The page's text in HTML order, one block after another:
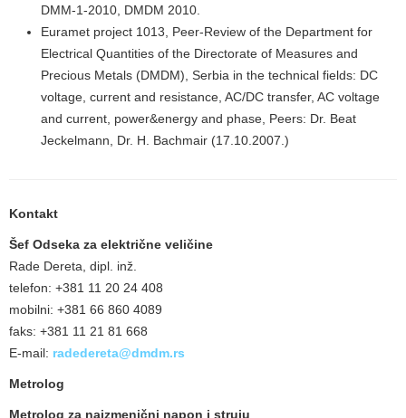
DMM-1-2010, DMDM 2010.
Euramet project 1013, Peer-Review of the Department for
Electrical Quantities of the Directorate of Measures and
Precious Metals (DMDM), Serbia in the technical fields: DC
voltage, current and resistance, AC/DC transfer, AC voltage
and current, power&energy and phase, Peers: Dr. Beat
Jeckelmann, Dr. H. Bachmair (17.10.2007.)
Kontakt
Šef Odseka za električne veličine
Rade Dereta, dipl. inž.
telefon: +381 11 20 24 408
mobilni: +381 66 860 4089
faks: +381 11 21 81 668
E-mail: radedereta@dmdm.rs
Metrolog
Metrolog za naizmenični napon i struju